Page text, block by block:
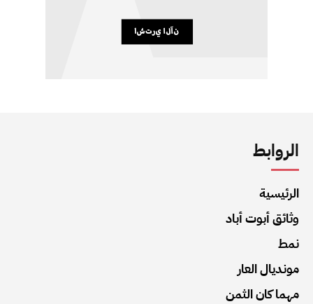
الروابط
الرئيسية
وثائق أبوت أباد
نمط
مونديال العار
مهما كان الثمن